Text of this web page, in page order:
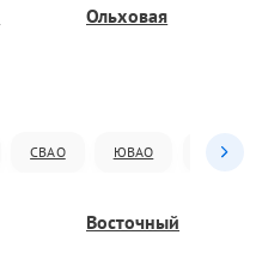
Ольховая
СВАО ЮВАО ЮАО
Восточный